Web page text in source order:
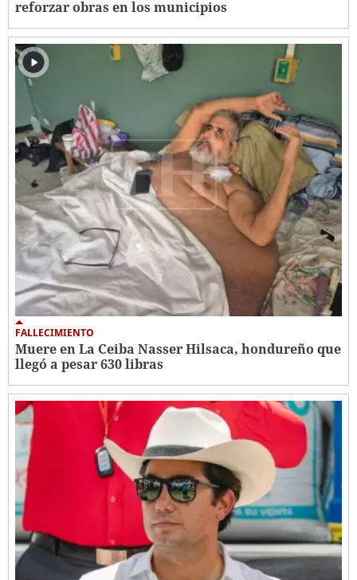
reforzar obras en los municipios
FALLECIMIENTO
Muere en La Ceiba Nasser Hilsaca, hondureño que
llegó a pesar 630 libras